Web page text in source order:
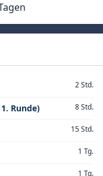
2 Std.
Runde) 8 Std.
15 Std.
1 Tg.
1 Tg.